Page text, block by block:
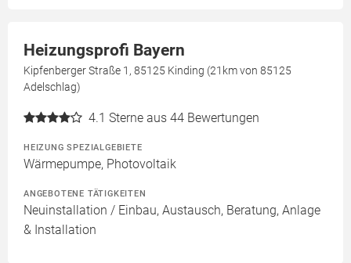
Heizungsprofi Bayern
Kipfenberger Straße 1, 85125 Kinding (21km von 85125
Adelschlag)
4.1 Sterne aus 44 Bewertungen
HEIZUNG SPEZIALGEBIETE
Wärmepumpe, Photovoltaik
ANGEBOTENE TÄTIGKEITEN
Neuinstallation / Einbau, Austausch, Beratung, Anlage
& Installation